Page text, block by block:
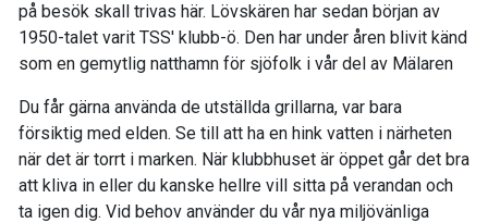
på besök skall trivas här. Lövskären har sedan början av
1950-talet varit TSS' klubb-ö. Den har under åren blivit känd
som en gemytlig natthamn för sjöfolk i vår del av Mälaren
Du får gärna använda de utställda grillarna, var bara
försiktig med elden. Se till att ha en hink vatten i närheten
när det är torrt i marken. När klubbhuset är öppet går det bra
att kliva in eller du kanske hellre vill sitta på verandan och
ta igen dig. Vid behov använder du vår nya miljövänliga